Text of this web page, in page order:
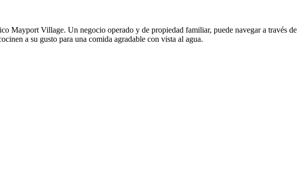
Mayport Village. Un negocio operado y de propiedad familiar, puede navegar a través de
a su gusto para una comida agradable con vista al agua.